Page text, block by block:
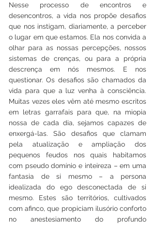
Nesse processo de encontros e
desencontros, a vida nos propõe desafios
que nos instigam, diariamente, a perceber
o lugar em que estamos. Ela nos convida a
olhar para as nossas percepções, nossos
sistemas de crenças, ou para a própria
descrença em nós mesmos. E nos
questionar. Os desafios são chamados da
vida para que a luz venha à consciência.
Muitas vezes eles vêm até mesmo escritos
em letras garrafais para que, na miopia
nossa de cada dia, sejamos capazes de
enxergá-las. São desafios que clamam
pela atualização e ampliação dos
pequenos feudos nos quais habitamos
com pseudo domínio e inteireza – em uma
fantasia de si mesmo – a persona
idealizada do ego desconectada de si
mesmo. Estes são territórios, cultivados
com afinco, que propiciam ilusório conforto
no anestesiamento do profundo